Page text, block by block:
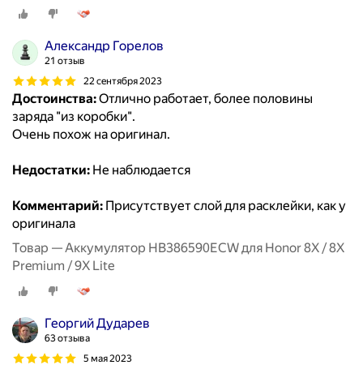
Александр Горелов
21 отзыв
22 сентября 2023
Достоинства:Отлично работает, более половины
заряда "из коробки".
Очень похож на оригинал.
Недостатки: Не наблюдается
Комментарий: Присутствует слой для расклейки, как у
оригинала
Товар — Аккумулятор HB386590ECW для Honor 8X / 8X
Premium / 9X Lite
Георгий Дударев
63 отзыва
5 мая 2023